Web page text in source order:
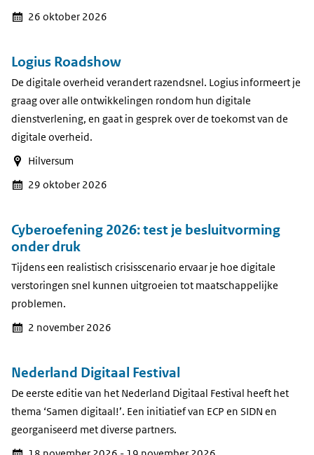
26 oktober 2026
Logius Roadshow
De digitale overheid verandert razendsnel. Logius informeert je
graag over alle ontwikkelingen rondom hun digitale
dienstverlening, en gaat in gesprek over de toekomst van de
digitale overheid.
Hilversum
29 oktober 2026
Cyberoefening 2026: test je besluitvorming
onder druk
Tijdens een realistisch crisisscenario ervaar je hoe digitale
verstoringen snel kunnen uitgroeien tot maatschappelijke
problemen.
2 november 2026
Nederland Digitaal Festival
De eerste editie van het Nederland Digitaal Festival heeft het
thema ‘Samen digitaal!’. Een initiatief van ECP en SIDN en
georganiseerd met diverse partners.